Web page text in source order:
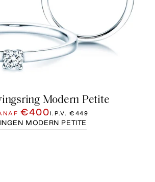
Modern Petite
€400 I.P.V. €449
MODERN PETITE